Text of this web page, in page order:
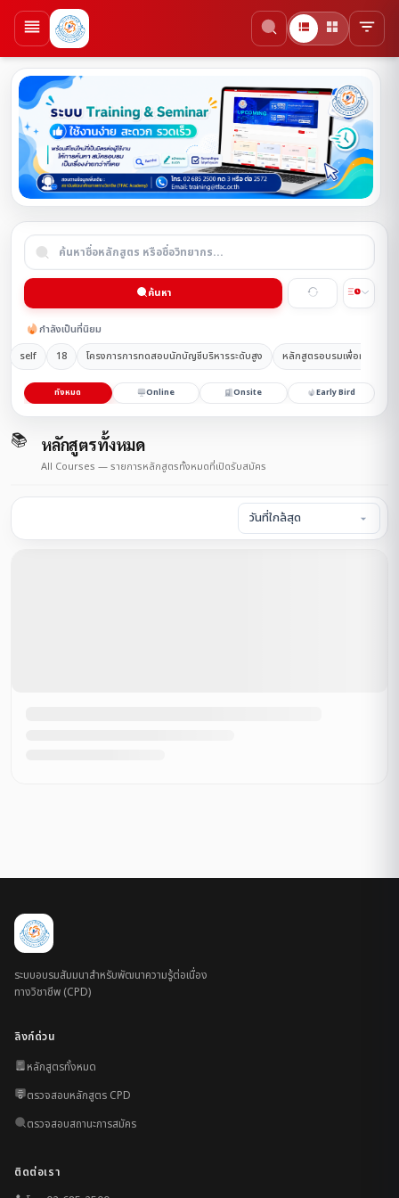
ค้นหา
กำลังเป็นที่นิยม
self
18 โครงการการทดสอบนักบัญชีบริหารระดับสูง หลักสูตรอบรมเพื่อทดสอบ
ทั้งหมด Online Onsite Early Bird
📚 หลักสูตรทั้งหมด
All Courses — รายการหลักสูตรทั้งหมดที่เปิดรับสมัคร
ระบบอบรมสัมมนาสำหรับพัฒนาความรู้ต่อเนื่อง
ทางวิชาชีพ (CPD)
ลิงก์ด่วน
หลักสูตรทั้งหมด
ตรวจสอบหลักสูตร CPD
ตรวจสอบสถานะการสมัคร
ติดต่อเรา